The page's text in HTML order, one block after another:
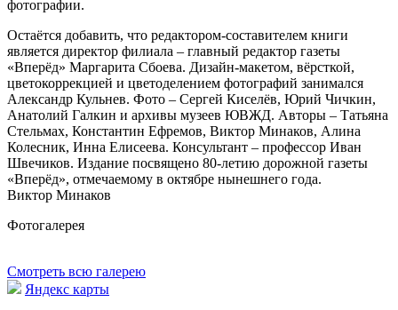
фотографии.
Остаётся добавить, что редактором-составителем книги
является директор филиала – главный редактор газеты
«Вперёд» Маргарита Сбоева. Дизайн-макетом, вёрсткой,
цветокоррекцией и цветоделением фотографий занимался
Александр Кульнев. Фото – Сергей Киселёв, Юрий Чичкин,
Анатолий Галкин и архивы музеев ЮВЖД. Авторы – Татьяна
Стельмах, Константин Ефремов, Виктор Минаков, Алина
Колесник, Инна Елисеева. Консультант – профессор Иван
Швечиков. Издание посвящено 80-летию дорожной газеты
«Вперёд», отмечаемому в октябре нынешнего года.
Виктор Минаков
Фотогалерея
Смотреть всю галерею
Яндекс карты